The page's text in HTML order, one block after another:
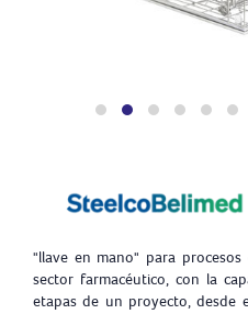
"llave en mano" para
sector farmacéutico, con la
etapas de un proyecto, desde